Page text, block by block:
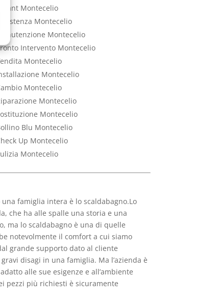
Montecelio
Montecelio
Montecelio
Intervento Montecelio
Montecelio
Montecelio
Montecelio
Montecelio
Montecelio
Blu Montecelio
Up Montecelio
Montecelio
famiglia intera è lo scaldabagno.Lo
che ha alle spalle una storia e una
ma lo scaldabagno è una di quelle
notevolmente il comfort a cui siamo
grande supporto dato al cliente
disagi in una famiglia. Ma l’azienda è
alle sue esigenze e all’ambiente
pezzi più richiesti è sicuramente